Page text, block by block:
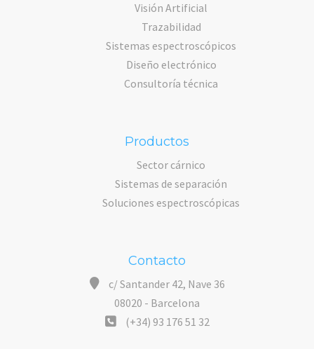
Visión Artificial
Trazabilidad
Sistemas espectroscópicos
Diseño electrónico
Consultoría técnica
Productos
Sector cárnico
Sistemas de separación
Soluciones espectroscópicas
Contacto
c/ Santander 42, Nave 36
08020 - Barcelona
(+34) 93 176 51 32